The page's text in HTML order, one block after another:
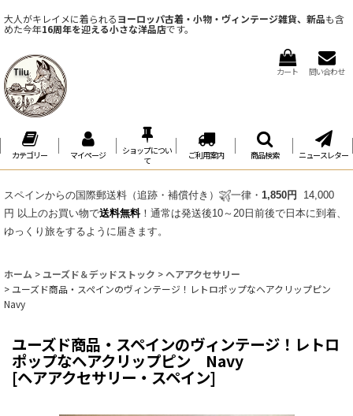
大人がキレイメに着られるヨーロッパ古着・小物・ヴィンテージ雑貨、新品も含
めた今年16周年を迎える小さな洋品店です。
カート 問い合わせ
カテゴリー マイページ
ショップについ
て
ご利用案内 商品検索 ニュースレター
スペインからの国際郵送料（追跡・補償付き） 一律・ 1,850円 14,000
円 以上のお買い物で送料無料！通常は発送後10～20日前後で日本に到着、
ゆっくり旅をするように届きます。
ホーム >ユーズド＆デッドストック >ヘアアクセサリー
> ユーズド商品・スペインのヴィンテージ！レトロポップなヘアクリップピン
Navy
ユーズド商品・スペインのヴィンテージ！レトロ
ポップなヘアクリップピン Navy
[ヘアアクセサリー・スペイン]